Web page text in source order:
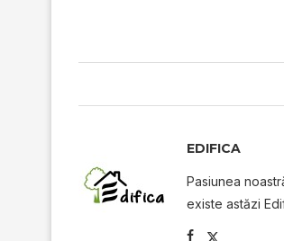
EDIFICA
Pasiunea
existe astăzi